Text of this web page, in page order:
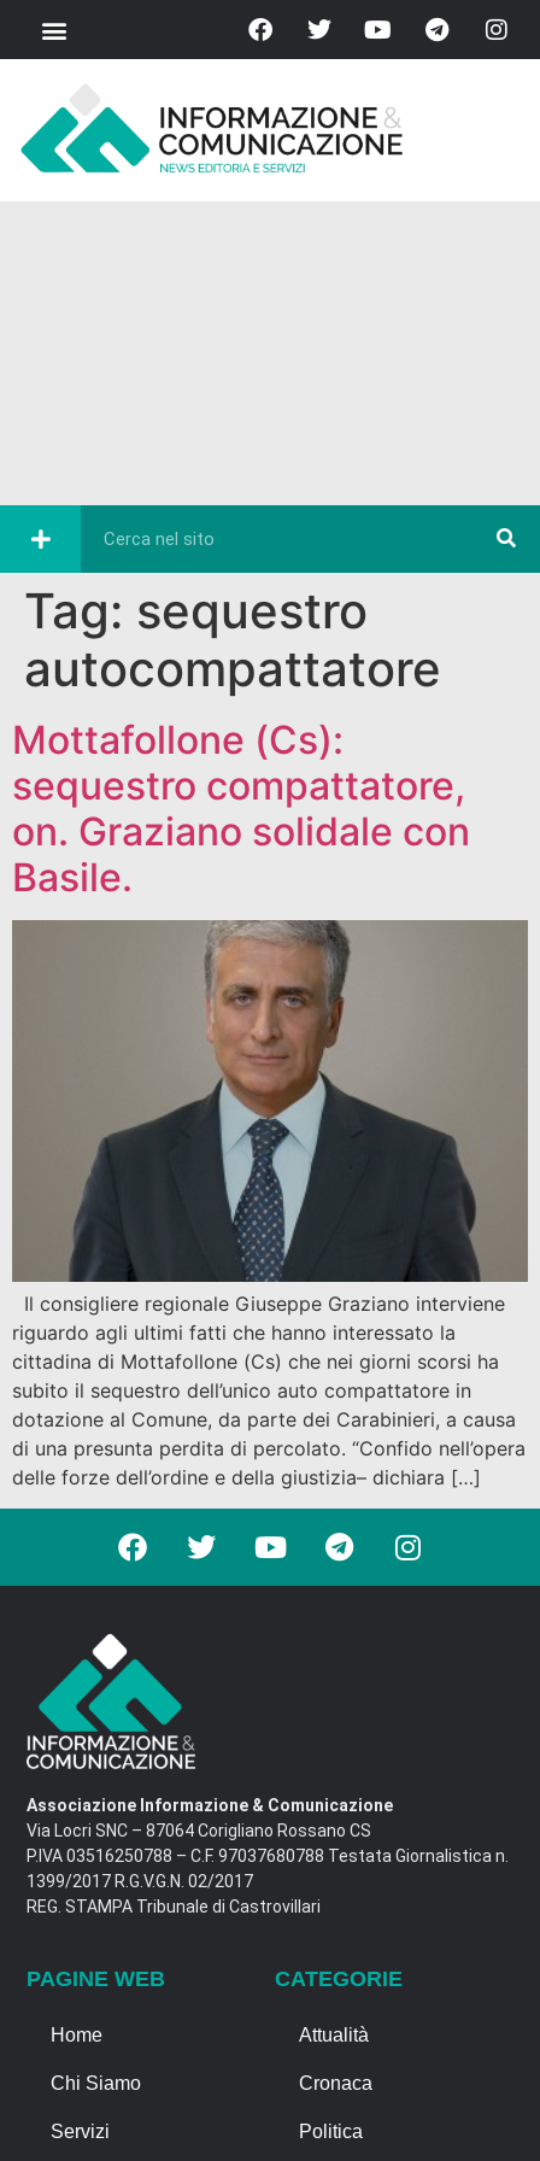
Tag: sequestro
autocompattatore
Mottafollone (Cs):
sequestro compattatore,
on. Graziano solidale con
Basile.
Il consigliere regionale Giuseppe Graziano interviene
riguardo agli ultimi fatti che hanno interessato la
cittadina di Mottafollone (Cs) che nei giorni scorsi ha
subito il sequestro dell’unico auto compattatore in
dotazione al Comune, da parte dei Carabinieri, a causa
di una presunta perdita di percolato. “Confido nell’opera
delle forze dell’ordine e della giustizia– dichiara […]
Associazione Informazione & Comunicazione
Via Locri SNC – 87064 Corigliano Rossano CS
P.IVA 03516250788 – C.F. 97037680788 Testata Giornalistica n.
1399/2017 R.G.V.G.N. 02/2017
REG. STAMPA Tribunale di Castrovillari
PAGINE WEB
Home
Chi Siamo
Servizi
CATEGORIE
Attualità
Cronaca
Politica